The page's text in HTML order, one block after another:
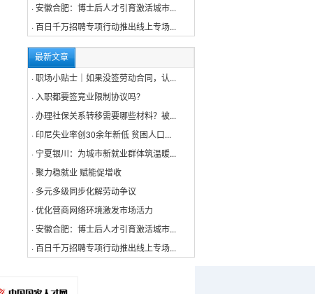
·安徽合肥：博士后人才引育激活城市...
·百日千万招聘专项行动推出线上专场...
最新文章
·职场小贴士｜如果没签劳动合同，认...
· 入职都要签竞业限制协议吗？
·办理社保关系转移需要哪些材料？被...
·印尼失业率创30余年新低 贫困人口...
· 宁夏银川：为城市新就业群体筑温暖...
·聚力稳就业 赋能促增收
· 多元多级同步化解劳动争议
·优化营商网络环境激发市场活力
·安徽合肥：博士后人才引育激活城市...
·百日千万招聘专项行动推出线上专场...